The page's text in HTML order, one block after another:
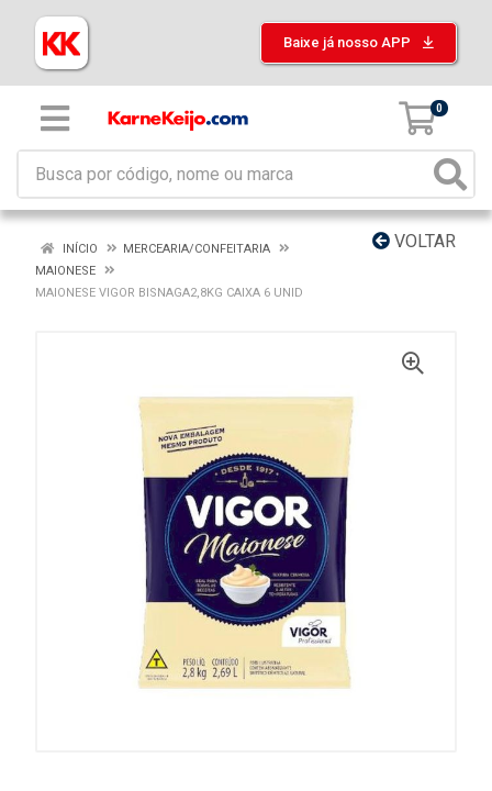
Baixe já nosso APP
0
VOLTAR
INÍCIO
MERCEARIA/CONFEITARIA
MAIONESE
MAIONESE VIGOR BISNAGA2,8KG CAIXA 6 UNID